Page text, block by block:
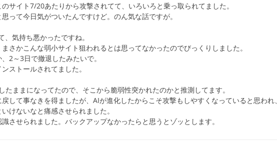
サイト7/20あたりから攻撃されてて、いろいろと乗っ取られてました。
って今日気がついたんですけど。のん気な話ですが。
気持ち悪かったですね。
さかこんな弱小サイト狙われるとは思ってなかったのでびっくりしました。
2～3日で撤退したみたいで。
ストールされてました。
ままになってたので、そこから脆弱性突かれたのかと推測してます。
して事なきを得ましたが、AIが進化したからこそ攻撃もしやすくなっていると思われ
けないなと痛感させられました。
させられました。バックアップなかったらと思うとゾッとします。